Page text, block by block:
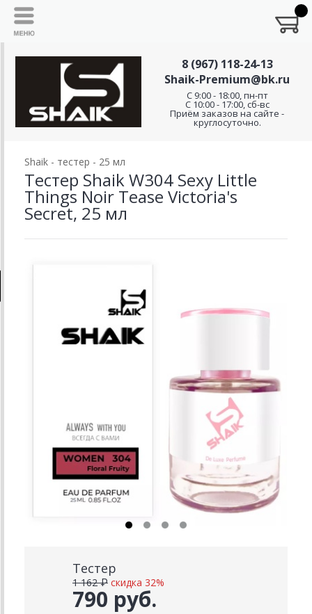
8 (967) 118-24-13
Shaik-Premium@bk.ru
C 9:00 - 18:00, пн-пт
С 10:00 - 17:00, сб-вс
Приём заказов на сайте -
круглосуточно.
Shaik - тестер - 25 мл
Тестер Shaik W304 Sexy Little
Things Noir Tease Victoria's
Secret, 25 мл
Тестер
790 руб.
1 162 ₽ скидка 32%